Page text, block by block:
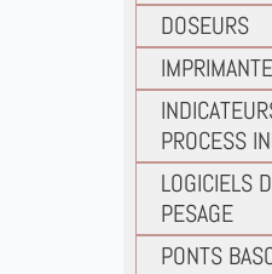
Capteurs
Capteurs
Capteurs
Capteurs
Capteurs
DOSEURS
PROCESS
LOGICIELS
PESAGE
Logiciels
PONTS